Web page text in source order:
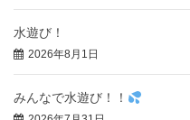
水遊び！
2026年8月1日
みんなで水遊び！！